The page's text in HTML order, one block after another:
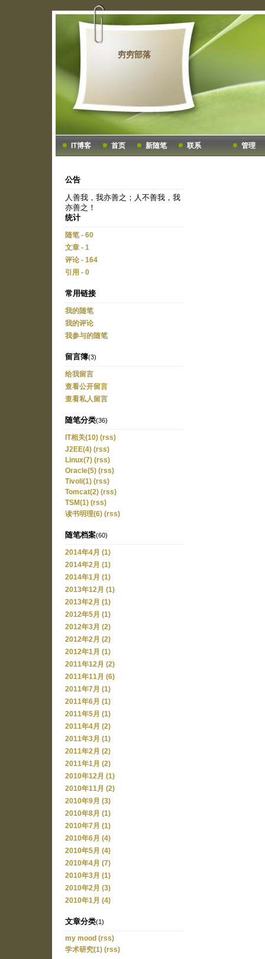
穷穷部落
IT博客 首页 新随笔 联系 管理
公告
人善我，我亦善之；人不善我，我
亦善之！
统计
随笔 - 60
文章 - 1
评论 - 164
引用 - 0
常用链接
我的随笔
我的评论
我参与的随笔
留言簿(3)
给我留言
查看公开留言
查看私人留言
随笔分类(36)
IT相关(10) (rss)
J2EE(4) (rss)
Linux(7) (rss)
Oracle(5) (rss)
Tivoli(1) (rss)
Tomcat(2) (rss)
TSM(1) (rss)
读书明理(6) (rss)
随笔档案(60)
2014年4月 (1)
2014年2月 (1)
2014年1月 (1)
2013年12月 (1)
2013年2月 (1)
2012年5月 (1)
2012年3月 (2)
2012年2月 (2)
2012年1月 (1)
2011年12月 (2)
2011年11月 (6)
2011年7月 (1)
2011年6月 (1)
2011年5月 (1)
2011年4月 (2)
2011年3月 (1)
2011年2月 (2)
2011年1月 (2)
2010年12月 (1)
2010年11月 (2)
2010年9月 (3)
2010年8月 (1)
2010年7月 (1)
2010年6月 (4)
2010年5月 (4)
2010年4月 (7)
2010年3月 (1)
2010年2月 (3)
2010年1月 (4)
文章分类(1)
my mood (rss)
学术研究(1) (rss)